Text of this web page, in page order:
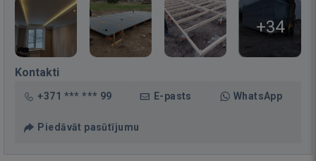
+34
Kontakti
+371 *** *** 99 E-pasts WhatsApp
Piedāvāt pasūtījumu